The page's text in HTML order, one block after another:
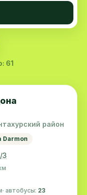
61
район
Darmon
3
· автобусы: 23